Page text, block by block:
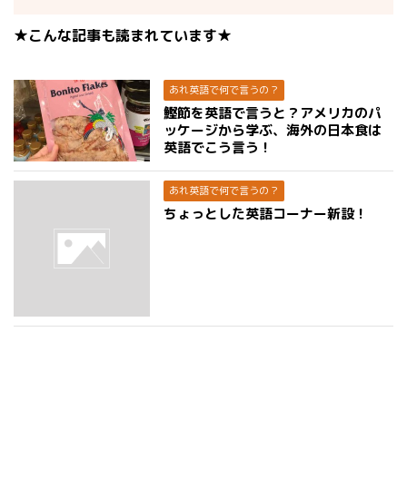
★こんな記事も読まれています★
あれ英語で何で言うの？
鰹節を英語で言うと？アメリカのパ
ッケージから学ぶ、海外の日本食は
英語でこう言う！
あれ英語で何で言うの？
ちょっとした英語コーナー新設！